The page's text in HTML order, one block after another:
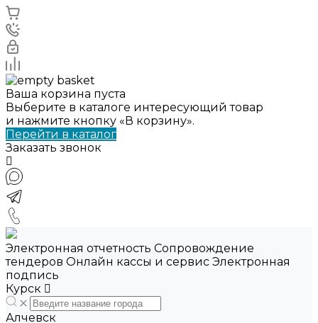
Ваша корзина пуста
Выберите в каталоге интересующий товар
и нажмите кнопку «В корзину».
Перейти в каталог
Заказать звонок
Электронная отчетность Сопровождение
тендеров Онлайн кассы и сервис Электронная
подпись
Курск
Алчевск